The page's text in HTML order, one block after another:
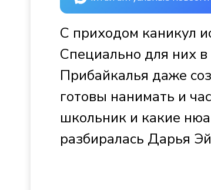
С приходом каникул
Специально для них
Прибайкалья даже
готовы нанимать и
школьник и какие
разбиралась Дарья